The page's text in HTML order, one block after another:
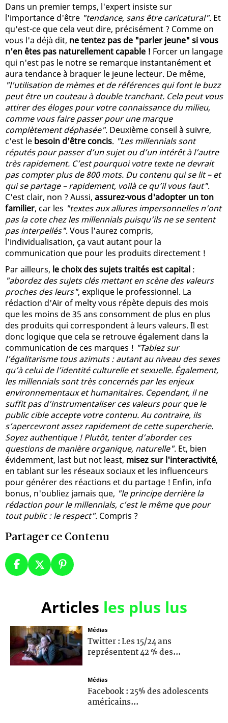
Dans un premier temps, l'expert insiste sur
l'importance d'être "tendance, sans être caricatural". Et
qu'est-ce que cela veut dire, précisément ? Comme on
vous l'a déjà dit, ne tentez pas de "parler jeune" si vous
n'en êtes pas naturellement capable ! Forcer un langage
qui n'est pas le notre se remarque instantanément et
aura tendance à braquer le jeune lecteur. De même,
"l'utilisation de mèmes et de références qui font le buzz
peut être un couteau à double tranchant. Cela peut vous
attirer des éloges pour votre connaissance du milieu,
comme vous faire passer pour une marque
complètement déphasée". Deuxième conseil à suivre,
c'est le besoin d'être concis. "Les millennials sont
réputés pour passer d’un sujet ou d’un intérêt à l’autre
très rapidement. C’est pourquoi votre texte ne devrait
pas compter plus de 800 mots. Du contenu qui se lit – et
qui se partage – rapidement, voilà ce qu’il vous faut".
C'est clair, non ? Aussi, assurez-vous d'adopter un ton
familier, car les "textes aux allures impersonnelles n’ont
pas la cote chez les millennials puisqu’ils ne se sentent
pas interpellés". Vous l'aurez compris,
l'individualisation, ça vaut autant pour la
communication que pour les produits directement !
Par ailleurs, le choix des sujets traités est capital :
"abordez des sujets clés mettant en scène des valeurs
proches des leurs", explique le professionnel. La
rédaction d'Air of melty vous répète depuis des mois
que les moins de 35 ans consomment de plus en plus
des produits qui correspondent à leurs valeurs. Il est
donc logique que cela se retrouve également dans la
communication de ces marques ! "Tablez sur
l’égalitarisme tous azimuts : autant au niveau des sexes
qu’à celui de l’identité culturelle et sexuelle. Également,
les millennials sont très concernés par les enjeux
environnementaux et humanitaires. Cependant, il ne
suffit pas d’instrumentaliser ces valeurs pour que le
public cible accepte votre contenu. Au contraire, ils
s’apercevront assez rapidement de cette supercherie.
Soyez authentique ! Plutôt, tenter d’aborder ces
questions de manière organique, naturelle". Et, bien
évidemment, last but not least, misez sur l'interactivité,
en tablant sur les réseaux sociaux et les influenceurs
pour générer des réactions et du partage ! Enfin, info
bonus, n'oubliez jamais que, "le principe derrière la
rédaction pour le millennials, c’est le même que pour
tout public : le respect". Compris ?
Partager ce Contenu
Articles les plus lus
Médias
Twitter : Les 15/24 ans
représentent 42 % des...
Médias
Facebook : 25% des adolescents
américains...